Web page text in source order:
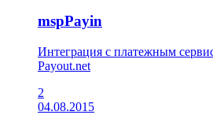
mspPayin
Интеграция с платежным
Payout.net
2
04.08.2015